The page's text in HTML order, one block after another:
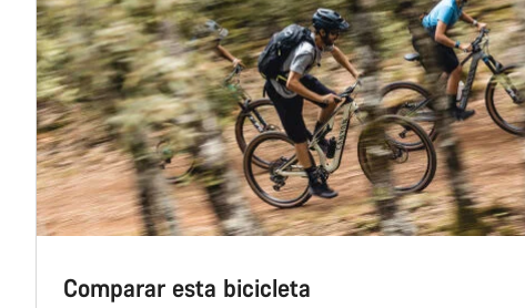
Comparar esta bicicleta